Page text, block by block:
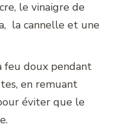
le vinaigre de
la cannelle et une
feu doux pendant
en remuant
éviter que le